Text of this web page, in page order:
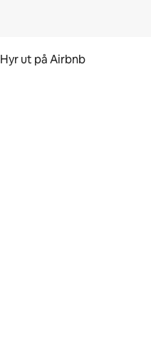
Hyr ut på Airbnb